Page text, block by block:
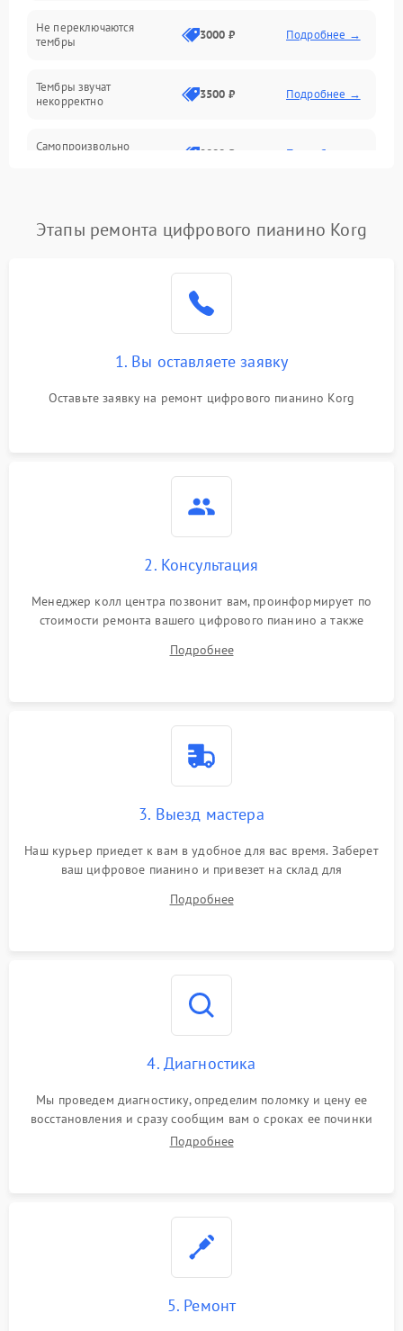
Аудио
Оптика
Не переключаются
тембры
3000 ₽ Подробнее →
Тембры звучат
некорректно
3500 ₽ Подробнее →
Самопроизвольно
2800 ₽ Подробнее →
Этапы ремонта цифрового пианино Korg
1. Вы оставляете заявку
Оставьте заявку на ремонт цифрового пианино Korg
2. Консультация
Менеджер колл центра позвонит вам, проинформирует по
стоимости ремонта вашего цифрового пианино а также
Подробнее
3. Выезд мастера
Наш курьер приедет к вам в удобное для вас время. Заберет
ваш цифровое пианино и привезет на склад для
Подробнее
4. Диагностика
Мы проведем диагностику, определим поломку и цену ее
восстановления и сразу сообщим вам о сроках ее починки
Подробнее
5. Ремонт